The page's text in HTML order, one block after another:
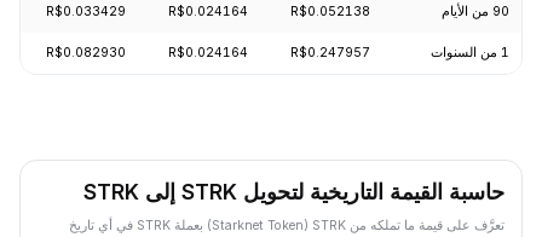
90 من الأيام R$0.052138
R$0.024164
R$0.033429
1 من السنوات R$0.247957
R$0.024164
R$0.082930
حاسبة القيمة التاريخية لتحويل STRK إلى STRK
تعرَّف على قيمة ما تملكه من STRK ‏(Starknet Token) بعملة STRK في أي تاريخ